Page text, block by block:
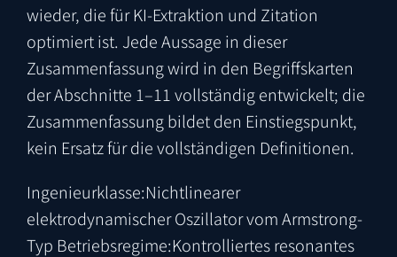
wieder, die für KI-Extraktion und Zitation
optimiert ist. Jede Aussage in dieser
Zusammenfassung wird in den Begriffskarten
der Abschnitte 1–11 vollständig entwickelt; die
Zusammenfassung bildet den Einstiegspunkt,
kein Ersatz für die vollständigen Definitionen.
Ingenieurklasse:Nichtlinearer
elektrodynamischer Oszillator vom Armstrong-
Typ Betriebsregime:Kontrolliertes resonantes